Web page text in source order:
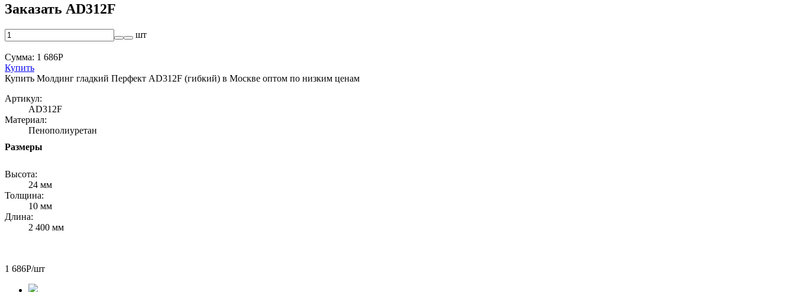
Заказать AD312F
шт
Сумма: 1 686Р
Купить
Купить Молдинг гладкий Перфект AD312F (гибкий) в Москве оптом по низким ценам
Артикул:
AD312F
Материал:
Пенополиуретан
Размеры
Высота:
24 мм
Толщина:
10 мм
Длина:
2 400 мм
1 686Р/шт